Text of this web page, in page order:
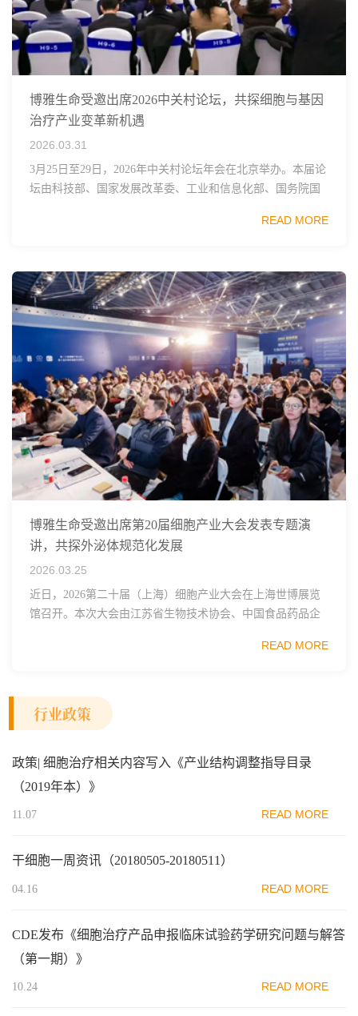
博雅生命受邀出席2026中关村论坛，共探细胞与基因
治疗产业变革新机遇
2026.03.31
3月25日至29日，2026年中关村论坛年会在北京举办。本届论
坛由科技部、国家发展改革委、工业和信息化部、国务院国
READ MORE
博雅生命受邀出席第20届细胞产业大会发表专题演
讲，共探外泌体规范化发展
2026.03.25
近日，2026第二十届（上海）细胞产业大会在上海世博展览
馆召开。本次大会由江苏省生物技术协会、中国食品药品企
范区生物医药行业协会、瑞士日内瓦长寿科学...
READ MORE
行业政策
政策| 细胞治疗相关内容写入《产业结构调整指导目录
（2019年本）》
11.07 READ MORE
干细胞一周资讯（20180505-20180511）
04.16 READ MORE
CDE发布《细胞治疗产品申报临床试验药学研究问题与解答
（第一期）》
10.24 READ MORE